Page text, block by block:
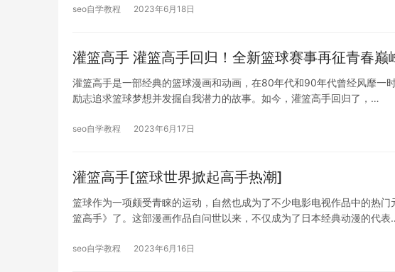
seo自学教程 2023年6月18日
灌篮高手 灌篮高手回归！全新篮球赛事再征青春巅
灌篮高手是一部经典的篮球漫画和动画，在80年代和90年代曾经风靡一
励志追求篮球梦想并发掘自我潜力的故事。如今，灌篮高手回归了，…
seo自学教程 2023年6月17日
灌篮高手[篮球世界掀起高手热潮]
篮球作为一项颇受青睐的运动，自然也成为了不少电影电视作品中的热
篮高手》了。这部漫画作品自问世以来，不仅成为了日本经典动漫的代表
seo自学教程 2023年6月16日